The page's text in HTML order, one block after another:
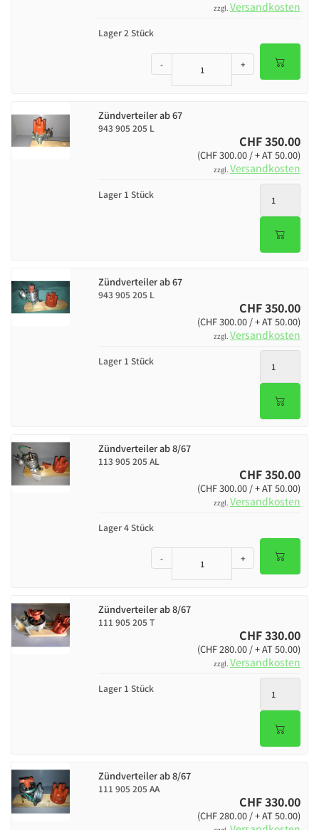
zzgl. Versandkosten
Lager 2 Stück
- +
Zündverteiler ab 67
943 905 205 L
CHF 350.00
(CHF 300.00 / + AT 50.00)
zzgl. Versandkosten
Lager 1 Stück
Zündverteiler ab 67
943 905 205 L
CHF 350.00
(CHF 300.00 / + AT 50.00)
zzgl. Versandkosten
Lager 1 Stück
Zündverteiler ab 8/67
113 905 205 AL
CHF 350.00
(CHF 300.00 / + AT 50.00)
zzgl. Versandkosten
Lager 4 Stück
- +
Zündverteiler ab 8/67
111 905 205 T
CHF 330.00
(CHF 280.00 / + AT 50.00)
zzgl. Versandkosten
Lager 1 Stück
Zündverteiler ab 8/67
111 905 205 AA
CHF 330.00
(CHF 280.00 / + AT 50.00)